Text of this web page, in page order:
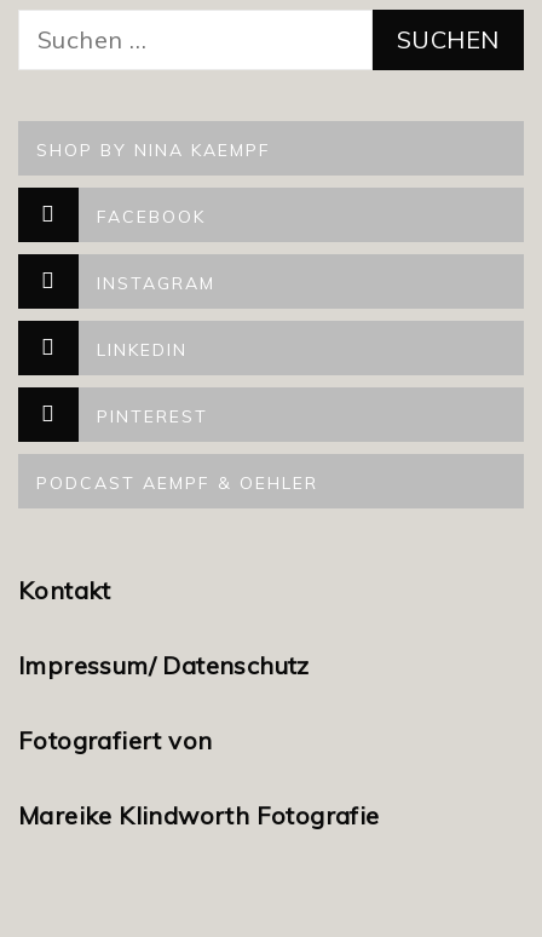
nach:
SHOP BY NINA KAEMPF
FACEBOOK
INSTAGRAM
LINKEDIN
PINTEREST
PODCAST AEMPF & OEHLER
Kontakt
Impressum/ Datenschutz
Fotografiert von
Mareike Klindworth Fotografie